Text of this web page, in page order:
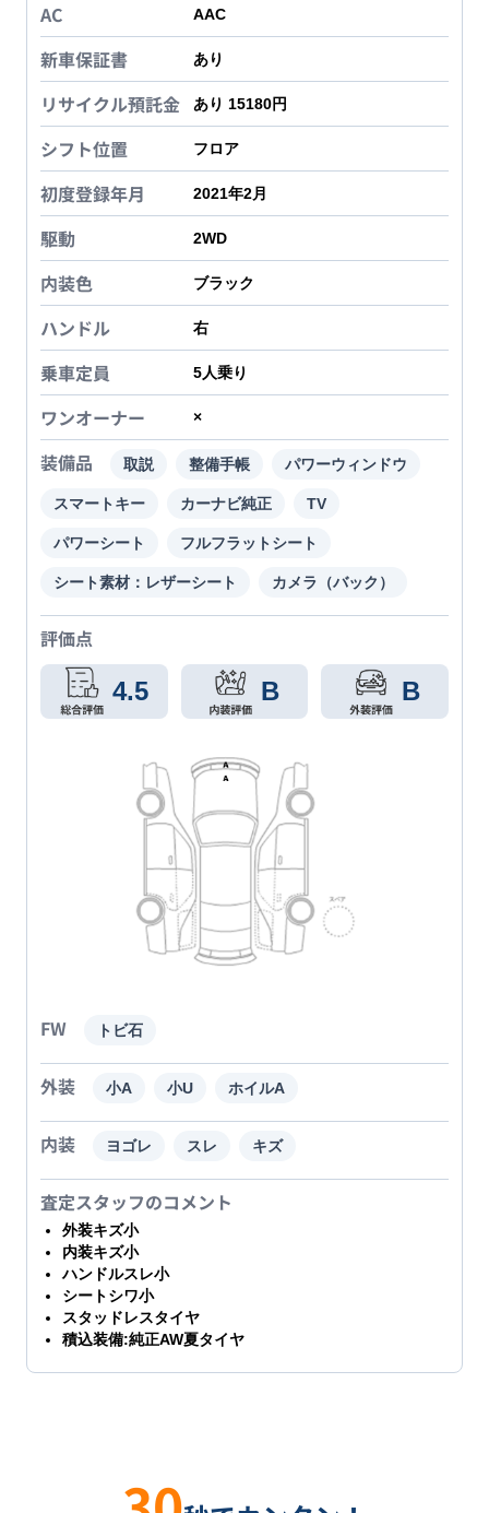
AC AAC
新車保証書 あり
リサイクル預託金 あり 15180円
シフト位置 フロア
初度登録年月 2021年2月
駆動 2WD
内装色 ブラック
ハンドル 右
乗車定員 5人乗り
ワンオーナー ×
装備品 取説 整備手帳 パワーウィンドウ
スマートキー カーナビ純正 TV
パワーシート フルフラットシート
シート素材：レザーシート カメラ（バック）
評価点
4.5 B B
FW トビ石
外装 小A 小U ホイルA
内装 ヨゴレ スレ キズ
査定スタッフのコメント
外装キズ小
内装キズ小
ハンドルスレ小
シートシワ小
スタッドレスタイヤ
積込装備:純正AW夏タイヤ